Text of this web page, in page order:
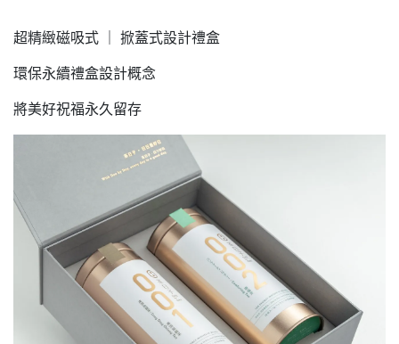
超精緻磁吸式 ｜ 掀蓋式設計禮盒
環保永續禮盒設計概念
將美好祝福永久留存